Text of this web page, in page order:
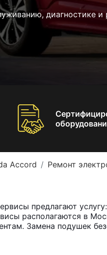
диагностике и
Accord Ремонт
предлагают
располагаются в
Замена подушек